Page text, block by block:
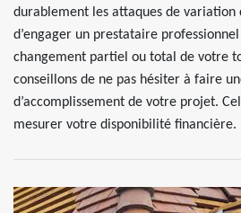
durablement les attaques de variation
d’engager un prestataire
changement partiel ou total de votre
conseillons de ne pas hésiter à faire
d’accomplissement de votre projet.
mesurer votre disponibilité financière.